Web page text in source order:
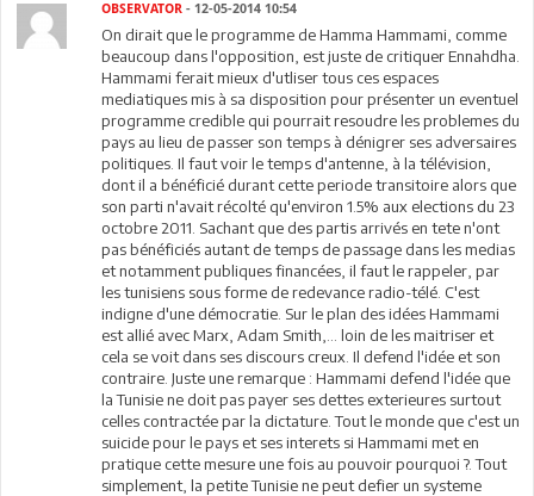
OBSERVATOR - 12-05-2014 10:54
On dirait que le programme de Hamma Hammami, comme
beaucoup dans l'opposition, est juste de critiquer Ennahdha.
Hammami ferait mieux d'utliser tous ces espaces
mediatiques mis à sa disposition pour présenter un eventuel
programme credible qui pourrait resoudre les problemes du
pays au lieu de passer son temps à dénigrer ses adversaires
politiques. Il faut voir le temps d'antenne, à la télévision,
dont il a bénéficié durant cette periode transitoire alors que
son parti n'avait récolté qu'environ 1.5% aux elections du 23
octobre 2011. Sachant que des partis arrivés en tete n'ont
pas bénéficiés autant de temps de passage dans les medias
et notamment publiques financées, il faut le rappeler, par
les tunisiens sous forme de redevance radio-télé. C'est
indigne d'une démocratie. Sur le plan des idées Hammami
est allié avec Marx, Adam Smith,... loin de les maitriser et
cela se voit dans ses discours creux. Il defend l'idée et son
contraire. Juste une remarque : Hammami defend l'idée que
la Tunisie ne doit pas payer ses dettes exterieures surtout
celles contractée par la dictature. Tout le monde que c'est un
suicide pour le pays et ses interets si Hammami met en
pratique cette mesure une fois au pouvoir pourquoi ?. Tout
simplement, la petite Tunisie ne peut defier un systeme